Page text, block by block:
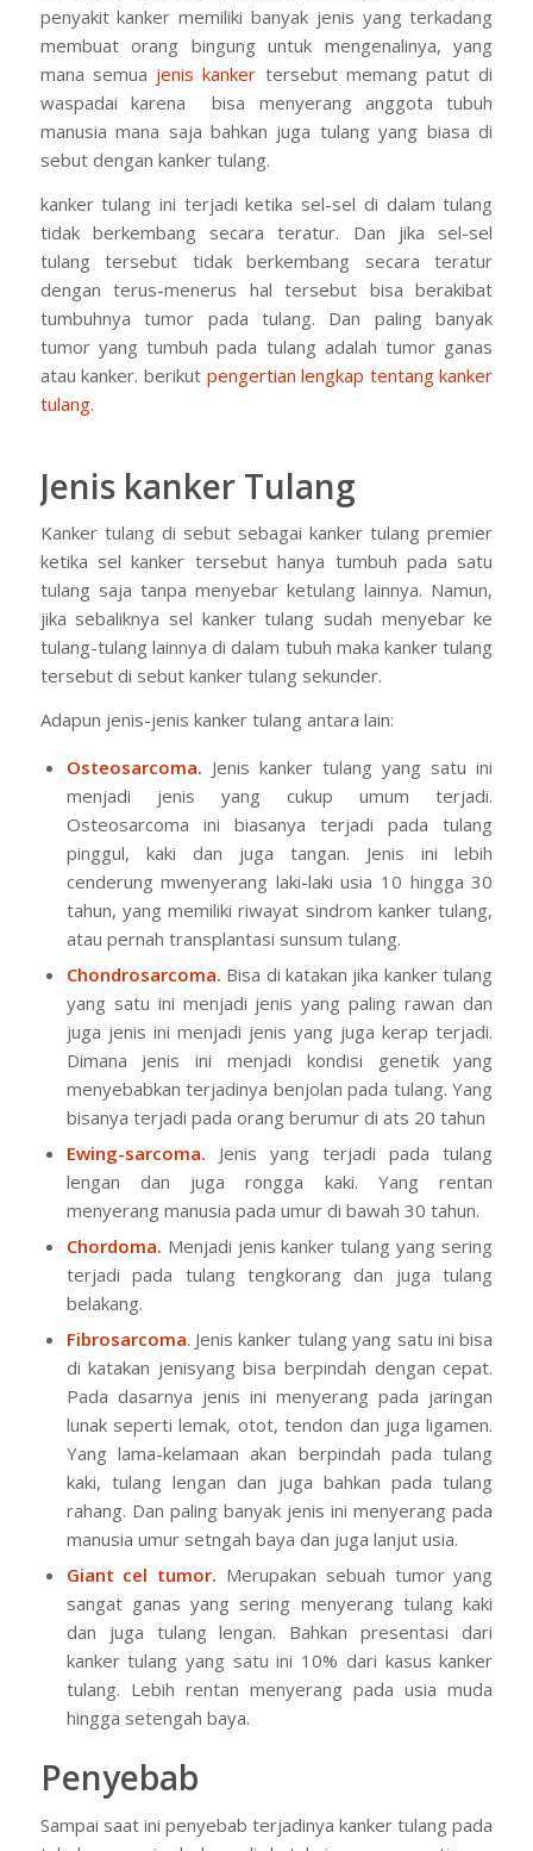
penyakit kanker memiliki banyak jenis yang terkadang
membuat orang bingung untuk mengenalinya, yang
mana semua jenis kanker tersebut memang patut di
waspadai karena bisa menyerang anggota tubuh
manusia mana saja bahkan juga tulang yang biasa di
sebut dengan kanker tulang.
kanker tulang ini terjadi ketika sel-sel di dalam tulang
tidak berkembang secara teratur. Dan jika sel-sel
tulang tersebut tidak berkembang secara teratur
dengan terus-menerus hal tersebut bisa berakibat
tumbuhnya tumor pada tulang. Dan paling banyak
tumor yang tumbuh pada tulang adalah tumor ganas
atau kanker. berikut pengertian lengkap tentang kanker
tulang.
Jenis kanker Tulang
Kanker tulang di sebut sebagai kanker tulang premier
ketika sel kanker tersebut hanya tumbuh pada satu
tulang saja tanpa menyebar ketulang lainnya. Namun,
jika sebaliknya sel kanker tulang sudah menyebar ke
tulang-tulang lainnya di dalam tubuh maka kanker tulang
tersebut di sebut kanker tulang sekunder.
Adapun jenis-jenis kanker tulang antara lain:
Osteosarcoma. Jenis kanker tulang yang satu ini
menjadi jenis yang cukup umum terjadi.
Osteosarcoma ini biasanya terjadi pada tulang
pinggul, kaki dan juga tangan. Jenis ini lebih
cenderung mwenyerang laki-laki usia 10 hingga 30
tahun, yang memiliki riwayat sindrom kanker tulang,
atau pernah transplantasi sunsum tulang.
Chondrosarcoma. Bisa di katakan jika kanker tulang
yang satu ini menjadi jenis yang paling rawan dan
juga jenis ini menjadi jenis yang juga kerap terjadi.
Dimana jenis ini menjadi kondisi genetik yang
menyebabkan terjadinya benjolan pada tulang. Yang
bisanya terjadi pada orang berumur di ats 20 tahun
Ewing-sarcoma. Jenis yang terjadi pada tulang
lengan dan juga rongga kaki. Yang rentan
menyerang manusia pada umur di bawah 30 tahun.
Chordoma. Menjadi jenis kanker tulang yang sering
terjadi pada tulang tengkorang dan juga tulang
belakang.
Fibrosarcoma. Jenis kanker tulang yang satu ini bisa
di katakan jenisyang bisa berpindah dengan cepat.
Pada dasarnya jenis ini menyerang pada jaringan
lunak seperti lemak, otot, tendon dan juga ligamen.
Yang lama-kelamaan akan berpindah pada tulang
kaki, tulang lengan dan juga bahkan pada tulang
rahang. Dan paling banyak jenis ini menyerang pada
manusia umur setngah baya dan juga lanjut usia.
Giant cel tumor. Merupakan sebuah tumor yang
sangat ganas yang sering menyerang tulang kaki
dan juga tulang lengan. Bahkan presentasi dari
kanker tulang yang satu ini 10% dari kasus kanker
tulang. Lebih rentan menyerang pada usia muda
hingga setengah baya.
Penyebab
Sampai saat ini penyebab terjadinya kanker tulang pada